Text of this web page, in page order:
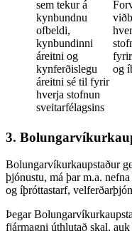
sem tekur á
kynbundnu
ofbeldi,
kynbundinni
áreitni og
kynferðislegu
áreitni sé til fyrir
hverja stofnun
sveitarfélagsins
og
3.
Bolungarvíkurkaupstaður
þjónustu, má þar m.a.
og íþróttastarf,
Þegar
fjármagni úthlutað skal,